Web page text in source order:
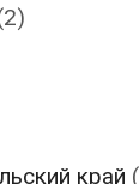
край